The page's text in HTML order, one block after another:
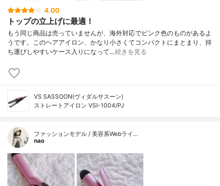
4.00
トップの立上げに最適！
もう同じ商品は売っていませんが、海外対応でピンク色のものがあるよ
うです。このヘアアイロン、かなり小さくてコンパクトにまとまり、持
ち運びしやすいケース入りになって…続きを見る
VS SASSOON(ヴィダルサスーン)
ストレートアイロン VSI-1004/PJ
ファッションモデル / 美容系Webライ…
nao